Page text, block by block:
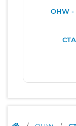
OHW